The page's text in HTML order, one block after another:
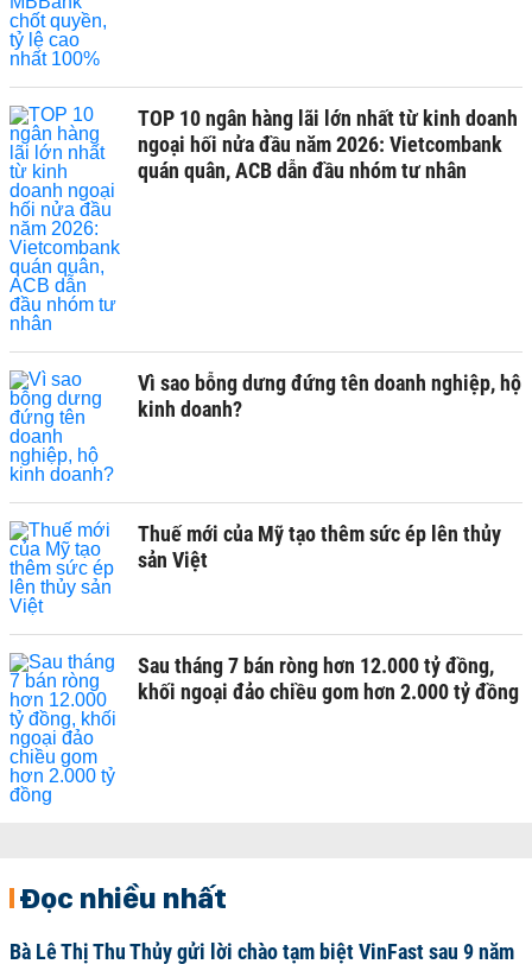
TOP 10 ngân hàng lãi lớn nhất từ kinh doanh
ngoại hối nửa đầu năm 2026: Vietcombank
quán quân, ACB dẫn đầu nhóm tư nhân
Vì sao bỗng dưng đứng tên doanh nghiệp, hộ
kinh doanh?
Thuế mới của Mỹ tạo thêm sức ép lên thủy
sản Việt
Sau tháng 7 bán ròng hơn 12.000 tỷ đồng,
khối ngoại đảo chiều gom hơn 2.000 tỷ đồng
Đọc nhiều nhất
Bà Lê Thị Thu Thủy gửi lời chào tạm biệt VinFast sau 9 năm